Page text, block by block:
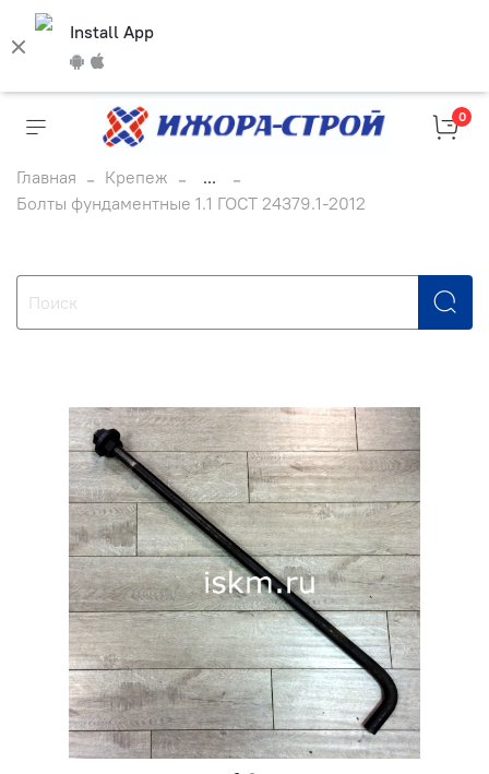
Install App
0
Главная Крепеж
...
Болты фундаментные 1.1 ГОСТ 24379.1-2012